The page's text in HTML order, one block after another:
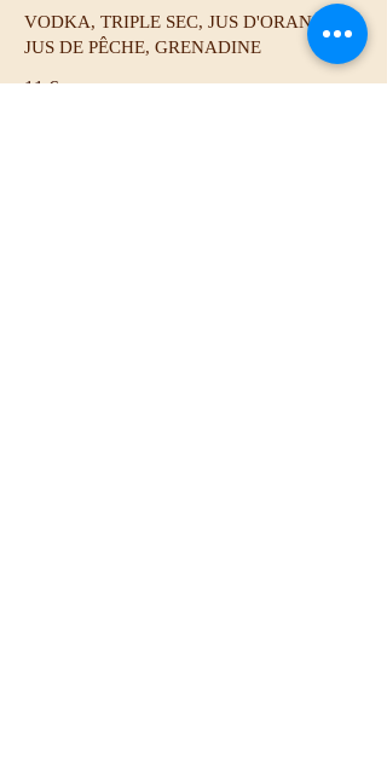
VODKA, TRIPLE SEC, JUS D'ORANGE,
JUS DE PÊCHE, GRENADINE
11 €